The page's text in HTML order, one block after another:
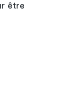
être